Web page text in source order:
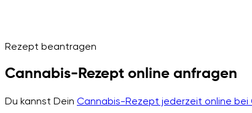
Rezept beantragen
Cannabis-Rezept online anfragen
Du kannst Dein Cannabis-Rezept jederzeit online bei